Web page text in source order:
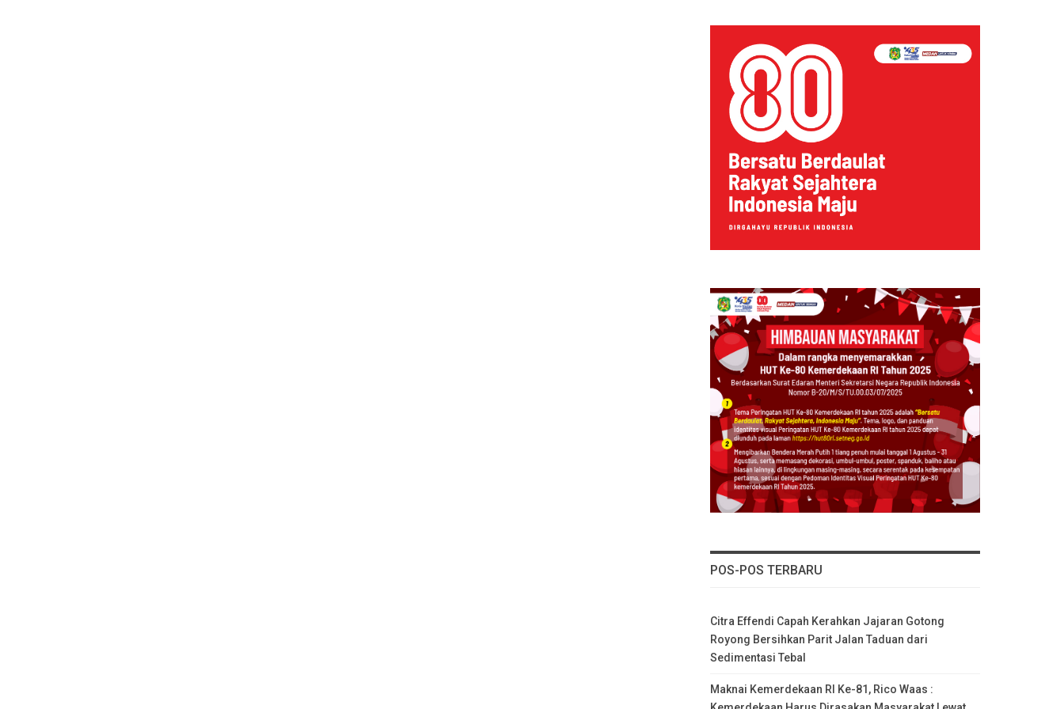
POS-POS TERBARU
Citra Effendi Capah Kerahkan Jajaran Gotong
Royong Bersihkan Parit Jalan Taduan dari
Sedimentasi Tebal
Maknai Kemerdekaan RI Ke-81, Rico Waas :